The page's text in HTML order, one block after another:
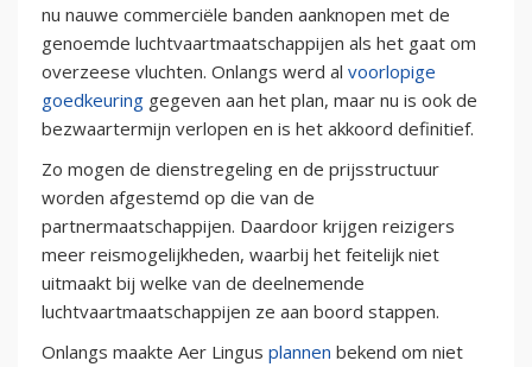
nu nauwe commerciële banden aanknopen met de
genoemde luchtvaartmaatschappijen als het gaat om
overzeese vluchten. Onlangs werd al voorlopige
goedkeuring gegeven aan het plan, maar nu is ook de
bezwaartermijn verlopen en is het akkoord definitief.
Zo mogen de dienstregeling en de prijsstructuur
worden afgestemd op die van de
partnermaatschappijen. Daardoor krijgen reizigers
meer reismogelijkheden, waarbij het feitelijk niet
uitmaakt bij welke van de deelnemende
luchtvaartmaatschappijen ze aan boord stappen.
Onlangs maakte Aer Lingus plannen bekend om niet